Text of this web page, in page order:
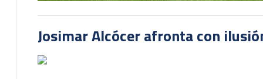
Josimar Alcócer afronta con